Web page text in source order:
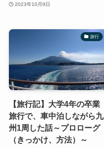
2023年10月9日
旅行
【旅行記】大学4年の卒業
旅行で、車中泊しながら九
州1周した話～プロローグ
（きっかけ、方法）～